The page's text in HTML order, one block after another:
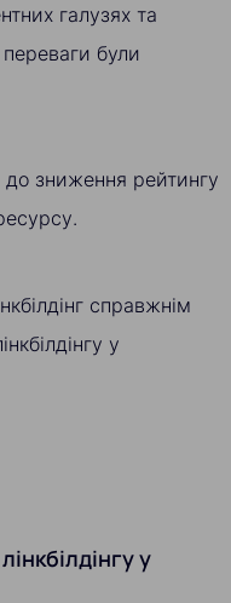
галузях та
були
зниження рейтингу
справжнім
у
у